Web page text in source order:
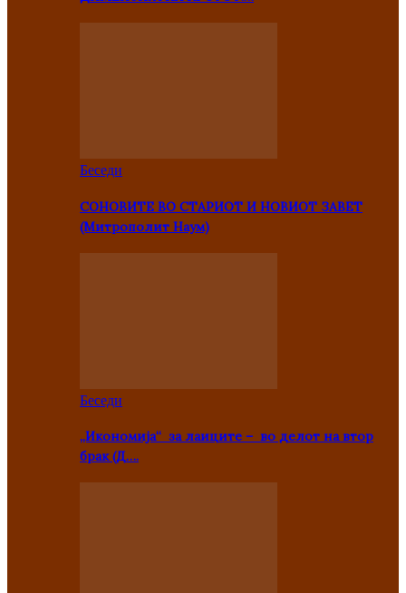
Беседи
СОНОВИТЕ ВО СТАРИОТ И НОВИОТ ЗАВЕТ
(Митрополит Наум)
Беседи
„Икономија“ за лаиците – во делот на втор
брак (Д….